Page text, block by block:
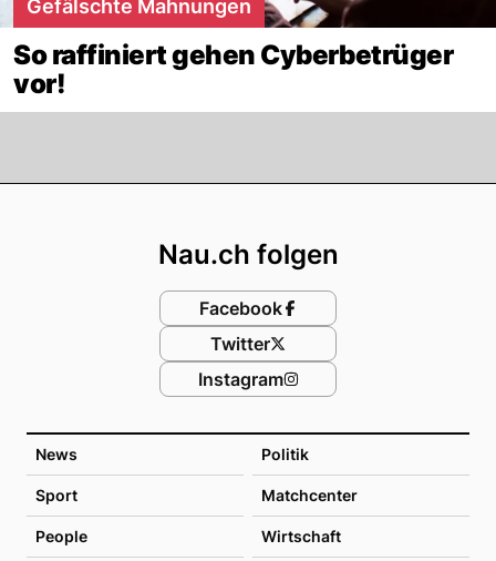
Gefälschte Mahnungen
So raffiniert gehen Cyberbetrüger
vor!
News Politik
Sport Matchcenter
People Wirtschaft
Nau.ch folgen
Facebook
Twitter
Instagram